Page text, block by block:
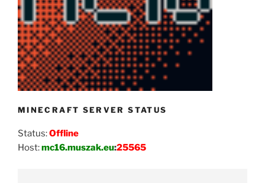
MINECRAFT SERVER STATUS
Status:Offline
Host:mc16.muszak.eu:25565